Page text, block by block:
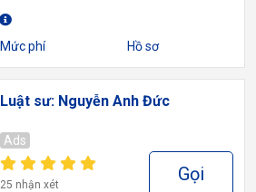
Mức phí Hồ sơ
Luật sư: Nguyễn Anh Đức
Ads
25 nhận xét Gọi